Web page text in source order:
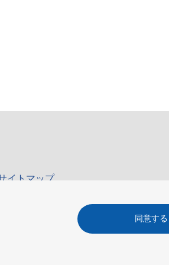
同意する
イトマップ